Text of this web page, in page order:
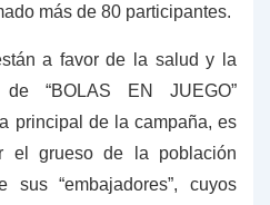
más de 80 participantes.
a favor de la salud y la
“BOLAS EN JUEGO”
principal de la campaña, es
el grueso de la población
“embajadores”, cuyos